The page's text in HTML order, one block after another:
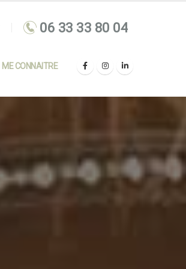
ME CONNAITRE